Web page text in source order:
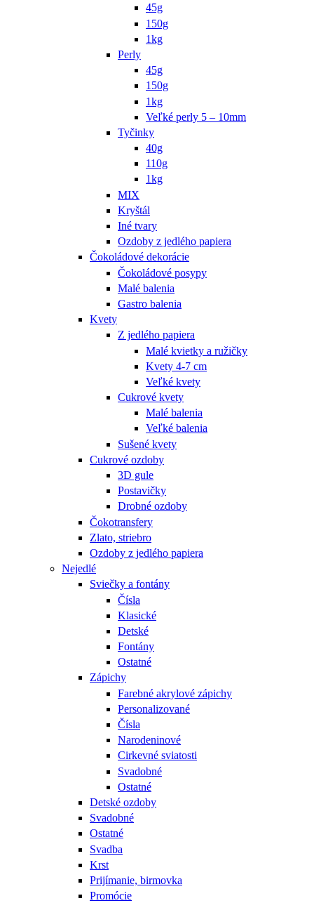
45g
150g
1kg
Perly
45g
150g
1kg
Veľké perly 5 – 10mm
Tyčinky
40g
110g
1kg
MIX
Kryštál
Iné tvary
Ozdoby z jedlého papiera
Čokoládové dekorácie
Čokoládové posypy
Malé balenia
Gastro balenia
Kvety
Z jedlého papiera
Malé kvietky a ružičky
Kvety 4-7 cm
Veľké kvety
Cukrové kvety
Malé balenia
Veľké balenia
Sušené kvety
Cukrové ozdoby
3D gule
Postavičky
Drobné ozdoby
Čokotransfery
Zlato, striebro
Ozdoby z jedlého papiera
Nejedlé
Sviečky a fontány
Čísla
Klasické
Detské
Fontány
Ostatné
Zápichy
Farebné akrylové zápichy
Personalizované
Čísla
Narodeninové
Cirkevné sviatosti
Svadobné
Ostatné
Detské ozdoby
Svadobné
Ostatné
Svadba
Krst
Prijímanie, birmovka
Promócie